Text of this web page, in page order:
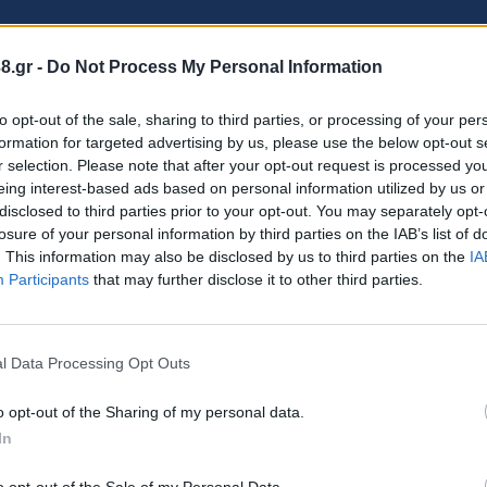
- Do Not Process My Personal Information
opt-out of the sale, sharing to third parties, or processing of your
for targeted advertising by us, please use the below opt-out
selection. Please note that after your opt-out request is processed
interest-based ads based on personal information utilized by us
to third parties prior to your opt-out. You may separately
of your personal information by third parties on the IAB’s list of
This information may also be disclosed by us to third parties on the
Participants that may further disclose it to other third parties.
Data Processing Opt Outs
opt-out of the Sharing of my personal data.
διακοπή υδροδότησης λόγω βλάβης στο
τη διασταύρωσή της με την οδό Δήμητρος έως τη
και παρακείμενες οδούς της
τις 15:00 μ.μ.
δυνατή αποκατάσταση της βλάβης και την